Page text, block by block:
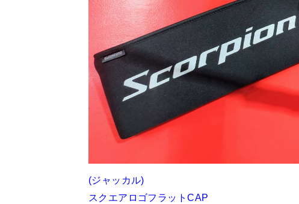
(ジャッカル)
スクエアロゴフラットCAP